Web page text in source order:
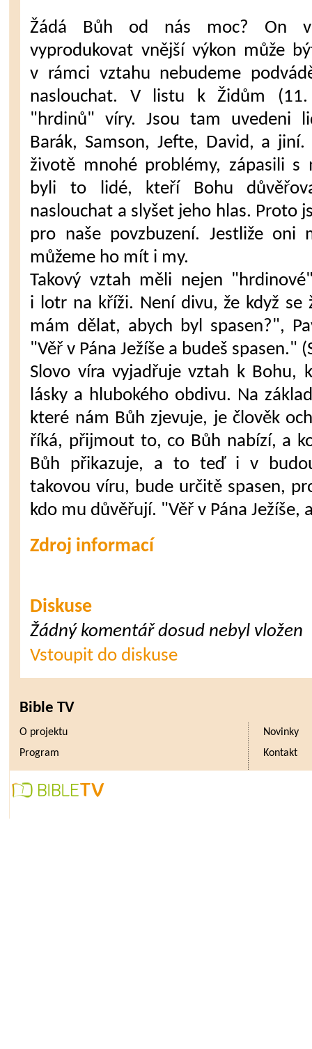
Žádá Bůh od nás moc? On
vyprodukovat vnější výkon může
v rámci vztahu nebudeme
naslouchat. V listu k Židům
"hrdinů" víry. Jsou tam uvedeni
Barák, Samson, Jefte, David, a
životě mnohé problémy, zápasili s
byli to lidé, kteří Bohu
naslouchat a slyšet jeho hlas. Proto
pro naše povzbuzení. Jestliže
můžeme ho mít i my.
Takový vztah měli nejen
i lotr na kříži. Není divu, že když se
mám dělat, abych byl spasen?",
"Věř v Pána Ježíše a budeš spasen."
Slovo víra vyjadřuje vztah k Bohu,
lásky a hlubokého obdivu. Na
které nám Bůh zjevuje, je člověk
říká, přijmout to, co Bůh nabízí, a
Bůh přikazuje, a to teď i v
takovou víru, bude určitě spasen,
kdo mu důvěřují. "Věř v Pána Ježíše,
Zdroj informací
Diskuse
Žádný komentář dosud nebyl vložen
Vstoupit do diskuse
Bible TV
O projektu
Novinky
Program
Kontakt